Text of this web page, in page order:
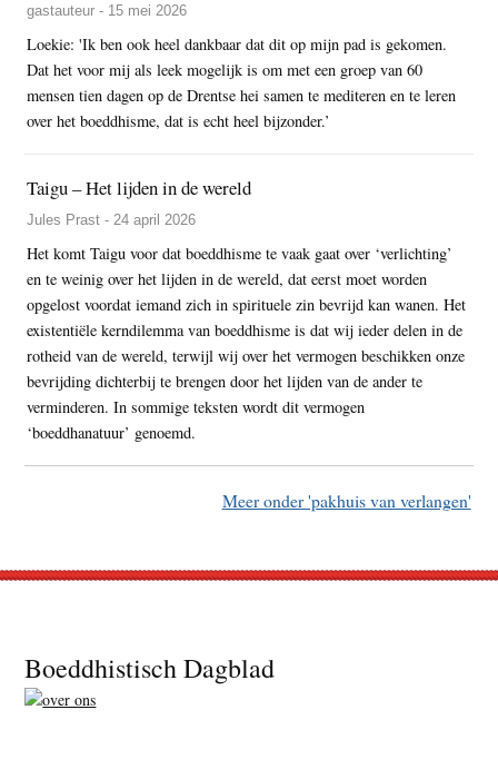
gastauteur - 15 mei 2026
Loekie: 'Ik ben ook heel dankbaar dat dit op mijn pad is gekomen.
Dat het voor mij als leek mogelijk is om met een groep van 60
mensen tien dagen op de Drentse hei samen te mediteren en te leren
over het boeddhisme, dat is echt heel bijzonder.’
Taigu – Het lijden in de wereld
Jules Prast - 24 april 2026
Het komt Taigu voor dat boeddhisme te vaak gaat over ‘verlichting’
en te weinig over het lijden in de wereld, dat eerst moet worden
opgelost voordat iemand zich in spirituele zin bevrijd kan wanen. Het
existentiële kerndilemma van boeddhisme is dat wij ieder delen in de
rotheid van de wereld, terwijl wij over het vermogen beschikken onze
bevrijding dichterbij te brengen door het lijden van de ander te
verminderen. In sommige teksten wordt dit vermogen
‘boeddhanatuur’ genoemd.
Meer onder 'pakhuis van verlangen'
Footer
Boeddhistisch Dagblad